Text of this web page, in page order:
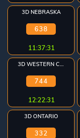
3D NEBRASKA
638
11:37:31
744
12:22:31
3D ONTARIO
332